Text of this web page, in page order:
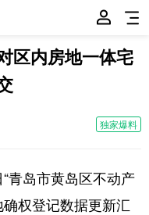
区内房地一体宅
独家爆料
青岛市黄岛区不动产
权登记数据更新汇